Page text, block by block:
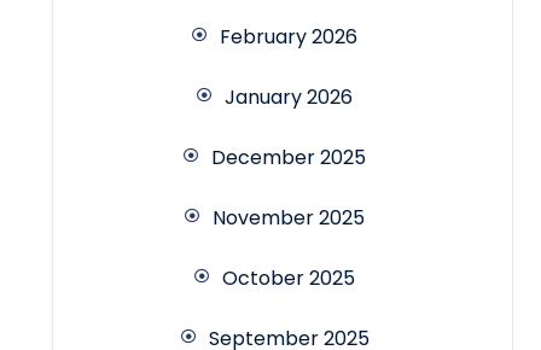
February 2026
January 2026
December 2025
November 2025
October 2025
September 2025